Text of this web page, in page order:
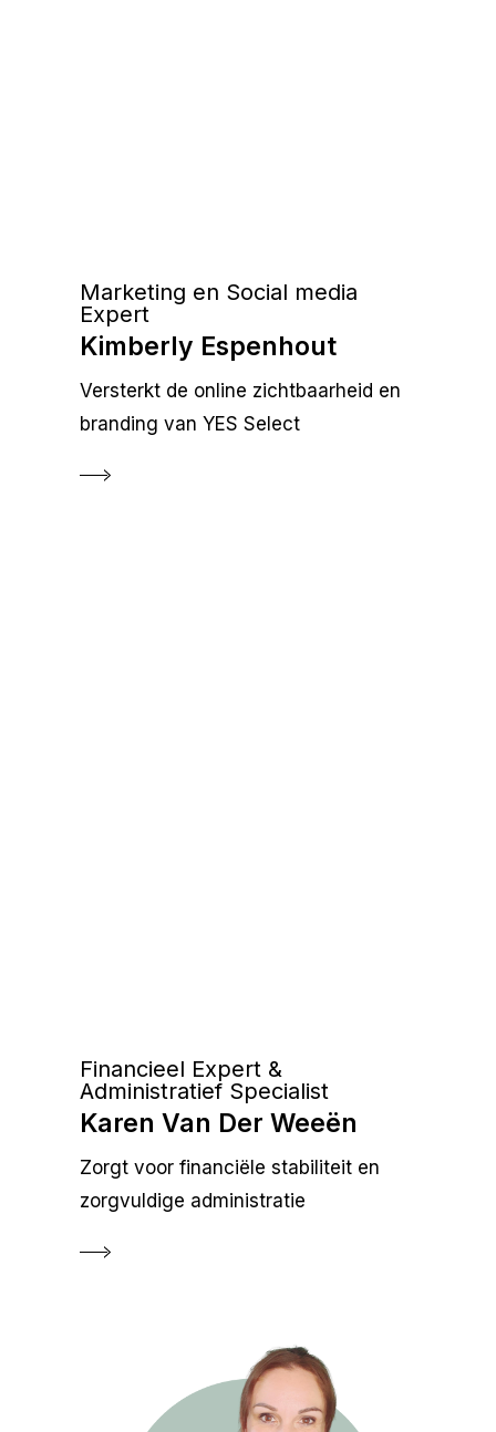
Marketing en Social media
Expert
Kimberly Espenhout
Versterkt de online zichtbaarheid en
branding van YES Select
Financieel Expert &
Administratief Specialist
Karen Van Der Weeën
Zorgt voor financiële stabiliteit en
zorgvuldige administratie